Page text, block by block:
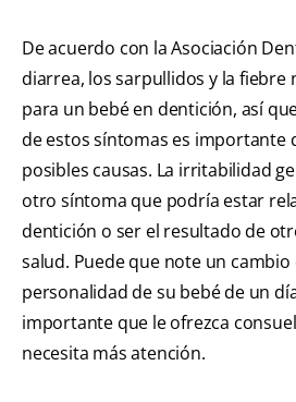
De acuerdo con la Asociación
diarrea, los sarpullidos y la fiebre
para un bebé en dentición, así
de estos síntomas es importante
posibles causas. La irritabilidad
otro síntoma que podría estar
dentición o ser el resultado de
salud. Puede que note un cambio
personalidad de su bebé de un
importante que le ofrezca
necesita más atención.